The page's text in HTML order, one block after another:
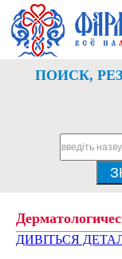
ПОИСК,
ДИВІТЬСЯ